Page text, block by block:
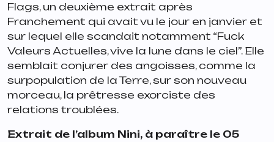
Flags, un deuxième extrait après
Franchement qui avait vu le jour en janvier et
sur lequel elle scandait notamment “Fuck
Valeurs Actuelles, vive la lune dans le ciel”. Elle
semblait conjurer des angoisses, comme la
surpopulation de la Terre, sur son nouveau
morceau, la prêtresse exorciste des
relations troublées.
Extrait de l’album Nini, à paraître le 05